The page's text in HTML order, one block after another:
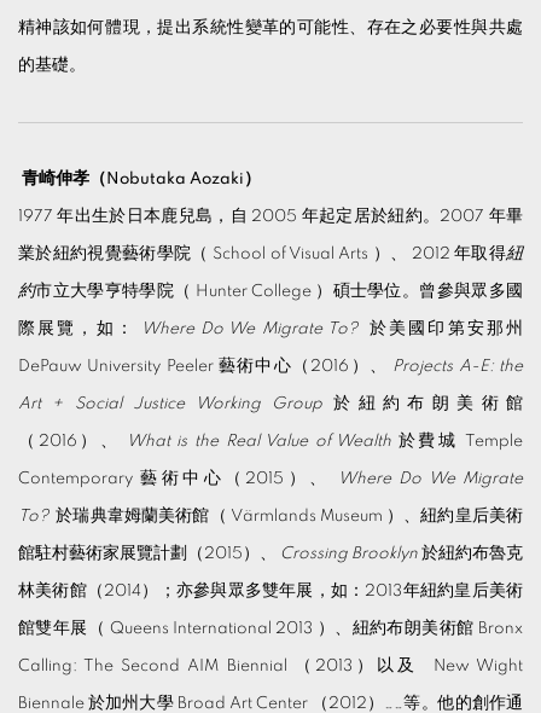
精神該如何體現，提出系統性變革的可能性、存在之必要性與共處
的基礎。
青崎伸孝（ Nobutaka Aozaki）
1977 年出生於日本鹿兒島，自 2005 年起定居於紐約。2007 年畢
業於紐約視覺藝術學院（ School of Visual Arts ）、 2012 年取得紐
約市立大學亨特學院（ Hunter College ）碩士學位。曾參與眾多國
際展覽，如： Where Do We Migrate To? 於美國印第安那州
DePauw University Peeler 藝術中心（2016）、 Projects A-E: the
Art + Social Justice Working Group於紐約布朗美術館
（2016）、 What is the Real Value of Wealth 於費城 Temple
Contemporary 藝術中心（2015）、 Where Do We Migrate
To?於瑞典韋姆蘭美術館（ Värmlands Museum ）、紐約皇后美術
館駐村藝術家展覽計劃（2015）、 Crossing Brooklyn 於紐約布魯克
林美術館（2014）；亦參與眾多雙年展，如：2013年紐約皇后美術
館雙年展（ Queens International 2013 ）、紐約布朗美術館 Bronx
Calling: The Second AIM Biennial （2013）以及 New Wight
Biennale 於加州大學 Broad Art Center （2012）……等。他的創作通